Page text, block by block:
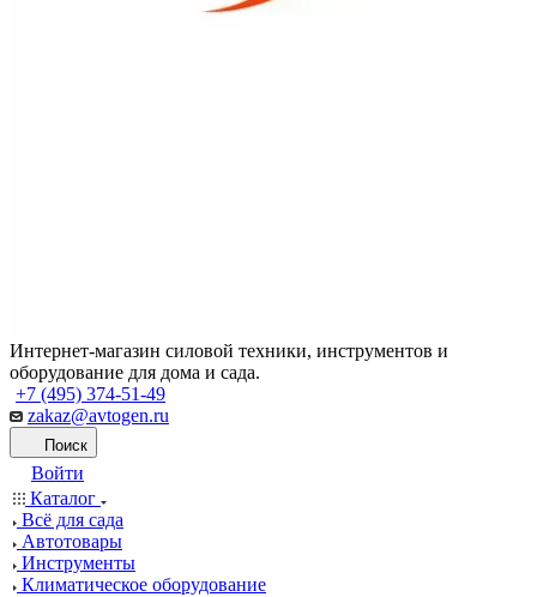
Интернет-магазин силовой техники, инструментов и
оборудование для дома и сада.
+7 (495) 374-51-49
zakaz@avtogen.ru
Поиск
Войти
Каталог
Всё для сада
Автотовары
Инструменты
Климатическое оборудование